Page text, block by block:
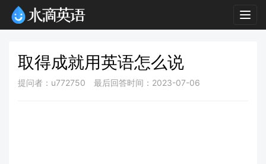
取得成就用英语怎么说
提问者：u772750 最后回答时间：2023-07-06